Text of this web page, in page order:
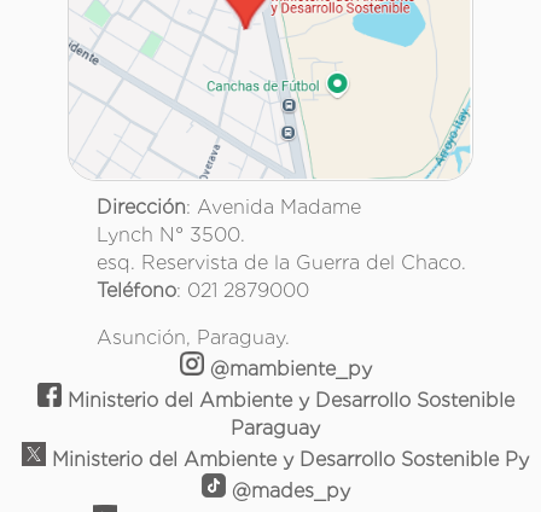
Dirección: Avenida Madame
Lynch N° 3500.
esq. Reservista de la Guerra del Chaco.
Teléfono: 021 2879000
Asunción, Paraguay.
@mambiente_py
Ministerio del Ambiente y Desarrollo Sostenible
Paraguay
Ministerio del Ambiente y Desarrollo Sostenible Py
@mades_py